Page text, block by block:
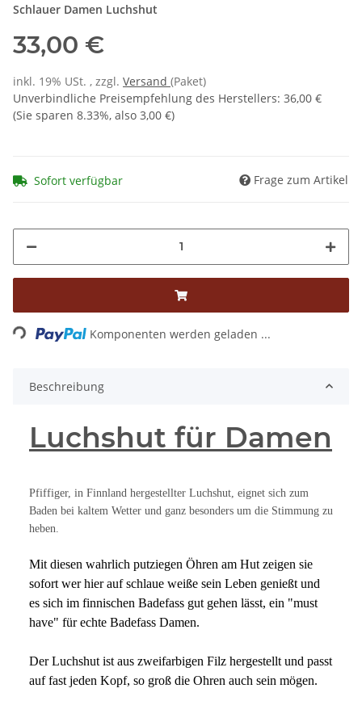
Schlauer Damen Luchshut
33,00 €
inkl. 19% USt. , zzgl. Versand (Paket)
Unverbindliche Preisempfehlung des Herstellers: 36,00 €
(Sie sparen 8.33%, also 3,00 €)
Sofort verfügbar Frage zum Artikel
Komponenten werden geladen ...
Beschreibung
Luchshut für Damen
Pfiffiger, in Finnland hergestellter Luchshut, eignet sich zum
Baden bei kaltem Wetter und ganz besonders um die Stimmung zu
heben.
Mit diesen wahrlich putziegen Öhren am Hut zeigen sie
sofort wer hier auf schlaue weiße sein Leben genießt und
es sich im finnischen Badefass gut gehen lässt, ein "must
have" für echte Badefass Damen.
Der Luchshut ist aus zweifarbigen Filz hergestellt und passt
auf fast jeden Kopf, so groß die Ohren auch sein mögen.